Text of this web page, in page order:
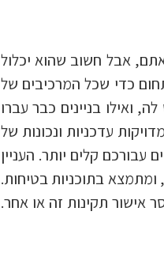
אבל חשוב שהוא יכלול
כדי שכל המרכיבים של
ואילו בניינים כבר עברו
עדכניות ונכונות של
קלים יותר. העניין
ומתמצא בתוכניות בטיחות.
תקינות זה או אחר.